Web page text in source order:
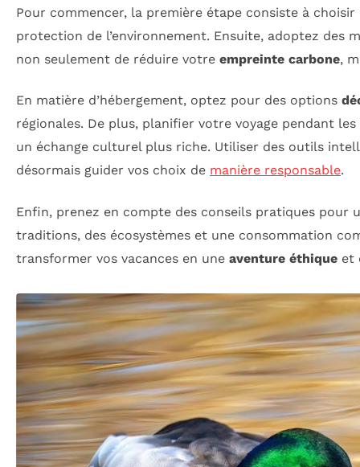
Pour commencer, la première étape consiste à
protection de l’environnement. Ensuite, adoptez des
non seulement de réduire votre empreinte carbone,
En matière d’hébergement, optez pour des options
régionales. De plus, planifier votre voyage pendant
un échange culturel plus riche. Utiliser des outils
désormais guider vos choix de manière responsable.
Enfin, prenez en compte des conseils pratiques pour
traditions, des écosystèmes et une consommation
transformer vos vacances en une aventure éthique et